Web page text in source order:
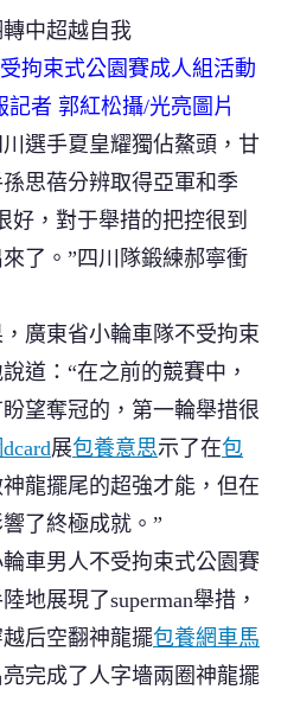
拘束式公園賽成人組活動
者 郭紅松攝/光亮圖片
手夏皇耀獨佔鰲頭，甘
思蓓分辨取得亞軍和季
好，對于舉措的把控很到
了。”四川隊鍛練郝寧衝
東省小輪車隊不受拘束
道：“在之前的競賽中，
望奪冠的，第一輪舉措很
展包養意思示了在包
龍擺尾的超強才能，但在
了終極成就。”
車男人不受拘束式公園賽
地展現了superman舉措，
后空翻神龍擺包養網車馬
完成了人字墻兩圈神龍擺